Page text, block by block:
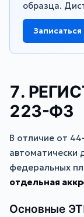
образца.
7.
223-ФЗ
В отличие от
автоматически
федеральных
отдельная
Основные